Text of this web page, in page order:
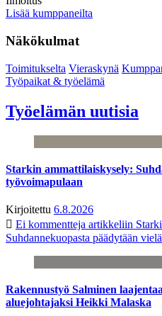
Lisää kumppaneilta
Näkökulmat
Toimitukselta Vieraskynä
Työpaikat & työelämä
Työelämän uutisia
Starkin ammattilaiskysely:
työvoimapulaan
Kirjoitettu 6.8.2026
Ei kommentteja artikkeliin
Suhdannekuopasta päädytään
Rakennustyö Salminen
aluejohtajaksi Heikki Malaska